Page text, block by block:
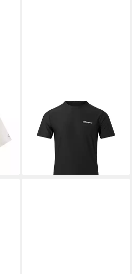
BERGHAUS
T-Shirt T-Shirt M
24/7 TECH TEE CREW
32,00 €